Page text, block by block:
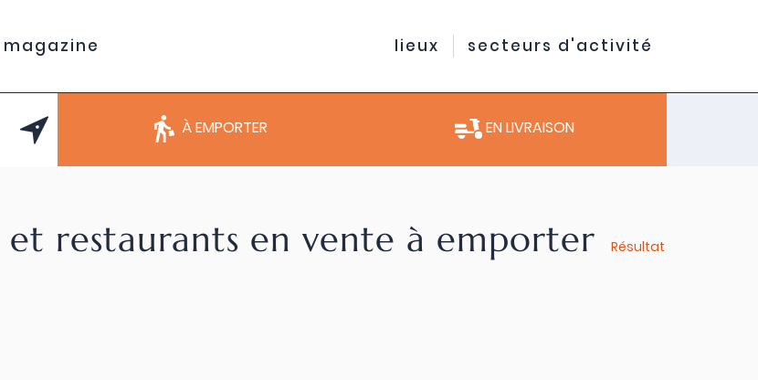
magazine lieux secteurs d'activité
À EMPORTER EN LIVRAISON
et restaurants en vente à emporter
Résultat